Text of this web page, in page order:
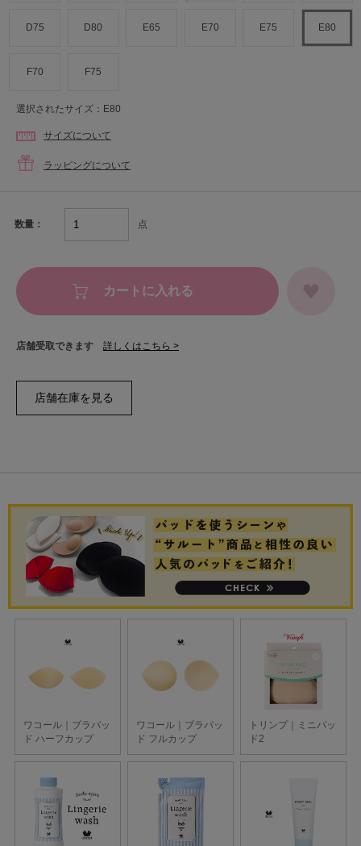
D75 D80 E65 E70 E75 E80
F70 F75
選択されたサイズ：E80
サイズについて
ラッピングについて
数量： 点
カートに入れる
店舗受取できます 詳しくはこちら >